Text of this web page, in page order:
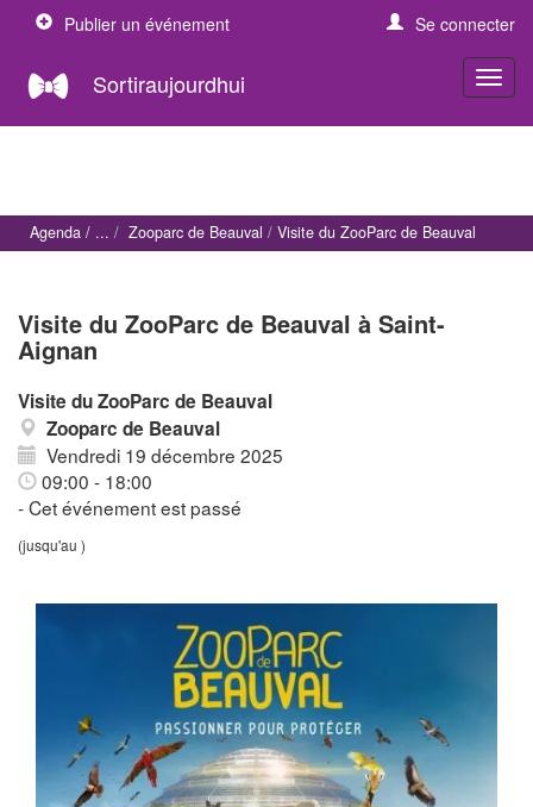
Publier un événement Se connecter
Sortiraujourdhui
Agenda Zooparc de Beauval Visite du ZooParc de Beauval
Visite du ZooParc de Beauval à Saint-
Aignan
Visite du ZooParc de Beauval
Zooparc de Beauval
Vendredi 19 décembre 2025
09:00 - 18:00
- Cet événement est passé
(jusqu'au )